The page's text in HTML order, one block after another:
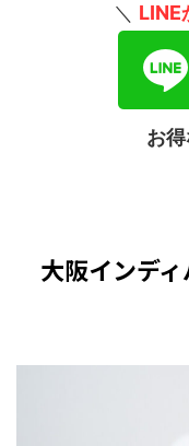
＼ LINE
お
大阪インデ